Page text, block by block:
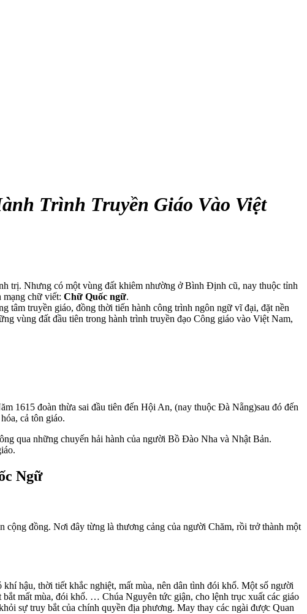
Trình Truyền Giáo Vào Việt
trị. Nhưng có một vùng đất khiêm nhường ở Bình Định cũ, nay thuộc tỉnh
mạng chữ viết: Chữ Quốc ngữ.
tâm truyền giáo, đồng thời tiến hành công trình ngôn ngữ vĩ đại, đặt nền
vùng đất đầu tiên trong hành trình truyền đạo Công giáo vào Việt Nam,
đoàn thừa sai đầu tiên đến Hội An, (nay thuộc Đà Nẵng)sau đó đến
cả tôn giáo.
qua những chuyến hải hành của người Bồ Đào Nha và Nhật Bản.
Ngữ
đồng. Nơi đây từng là thương cảng của người Chăm, rồi trở thành một
hậu, thời tiết khắc nghiệt, mất mùa, nên dân tình đói khổ. Một số người
mất mùa, đói khổ. … Chúa Nguyên tức giận, cho lệnh trục xuất các giáo
sự truy bắt của chính quyền địa phương. May thay các ngài được Quan